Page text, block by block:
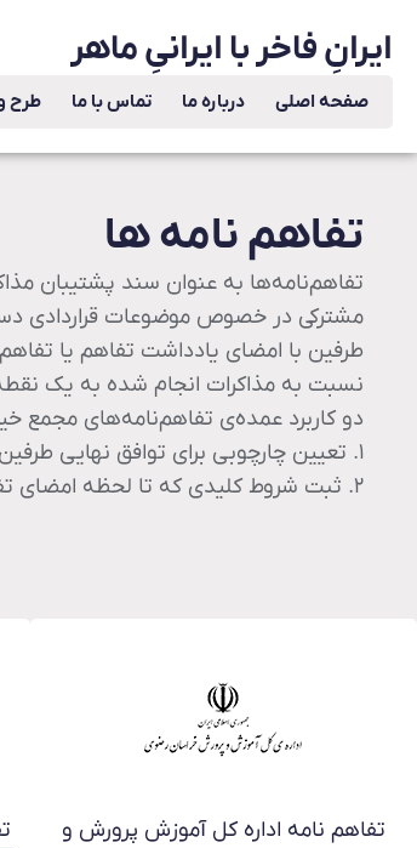
ایرانِ فاخر با ایرانیِ ماهر
صفحه اصلی درباره ما تماس با ما طرح
تفاهم نامه ها
تفاهم‌نامه‌ها به عنوان سند پشتیبان
مشترکی در خصوص موضوعات قراردادی
طرفین با امضای یادداشت تفاهم یا
نسبت به مذاکرات انجام شده به یک نقطه
دو کاربرد عمده‌ی تفاهم‌نامه‌های مجمع
۱. تعیین چارچوبی برای توافق نهایی طرفین در انعقاد قرارداد
۲. ثبت شروط کلیدی که تا لحظه امضای تفاهم‌نامه مورد توافق طرفین واقع شده است.
تفاهم نامه اداره کل آموزش پرورش و